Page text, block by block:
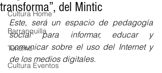
Cultura Home
Barranquilla
Turismo
Cultura Eventos
transforma”, del Mintic
Este, será un espacio de pedagogía
social para informar, educar y
comunicar sobre el uso del Internet y
de los medios digitales.